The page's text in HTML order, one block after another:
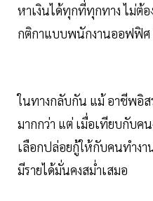
หาเงินได้ทุกที่ทุกทาง ไม่ต้
กติกาแบบพนักงานออฟฟิศ
ในทางกลับกัน แม้ อาชีพอิส
มากกว่า แต่ เมื่อเทียบกับค
เลือกปล่อยกู้ให้กับคนทำง
มีรายได้มั่นคงสม่ำเสมอ